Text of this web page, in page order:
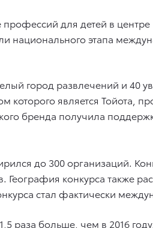
для детей в
этапа
город развлечений и 40
которого является Тойота,
бренда получила
до 300 организаций.
конкурса также
стал фактически
раза больше, чем в 2016